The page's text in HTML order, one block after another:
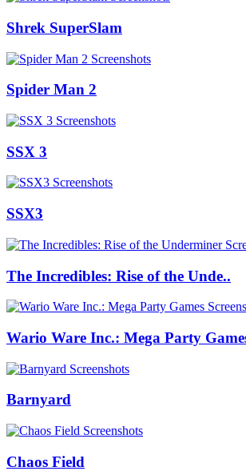
Shrek SuperSlam
Spider Man 2
SSX 3
SSX3
The Incredibles: Rise of the Unde..
Wario Ware Inc.: Mega Party
Barnyard
Chaos Field